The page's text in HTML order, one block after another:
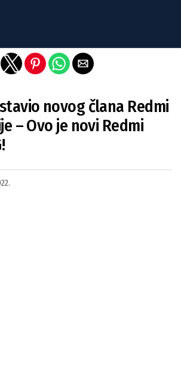
novog člana Redmi
– Ovo je novi Redmi